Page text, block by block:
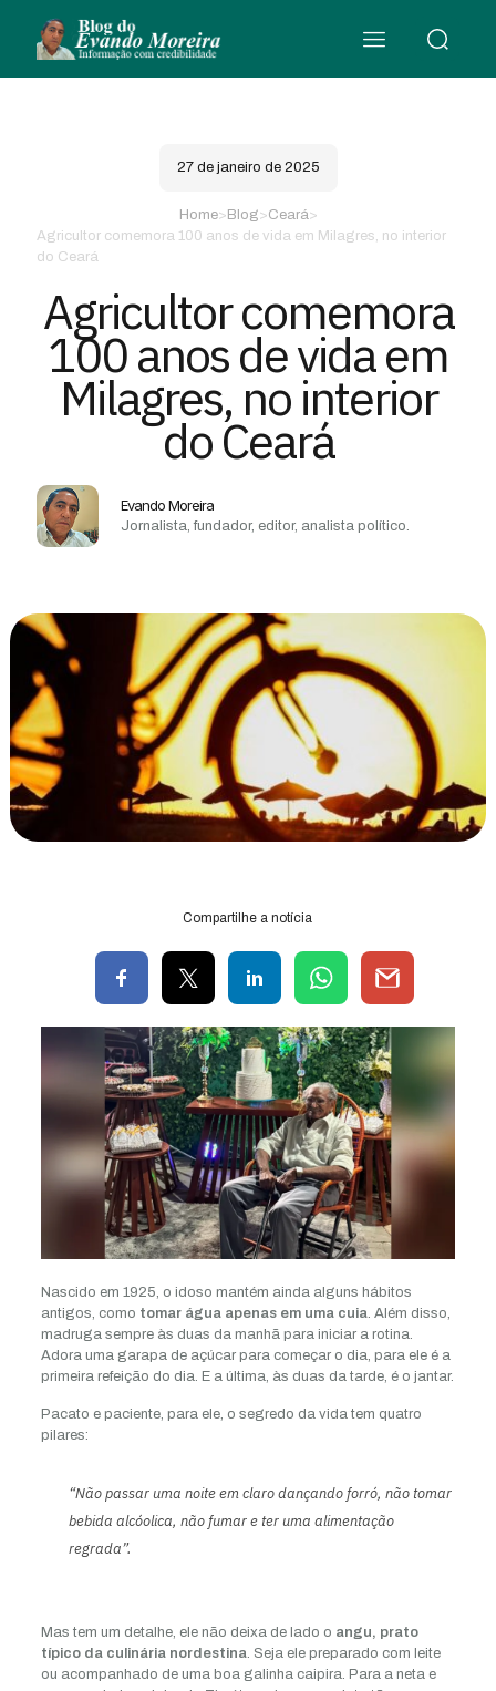
27 de janeiro de 2025
Home> Blog>Ceará>
Agricultor comemora 100 anos de vida em Milagres, no interior
do Ceará
Agricultor comemora
100 anos de vida em
Milagres, no interior
do Ceará
Evando Moreira
Jornalista, fundador, editor, analista político.
Compartilhe a notícia
Nascido em 1925, o idoso mantém ainda alguns hábitos
antigos, como tomar água apenas em uma cuia. Além disso,
madruga sempre às duas da manhã para iniciar a rotina.
Adora uma garapa de açúcar para começar o dia, para ele é a
primeira refeição do dia. E a última, às duas da tarde, é o jantar.
Pacato e paciente, para ele, o segredo da vida tem quatro
pilares:
“Não passar uma noite em claro dançando forró, não tomar
bebida alcóolica, não fumar e ter uma alimentação
regrada”.
Mas tem um detalhe, ele não deixa de lado o angu, prato
típico da culinária nordestina. Seja ele preparado com leite
ou acompanhado de uma boa galinha caipira. Para a neta e